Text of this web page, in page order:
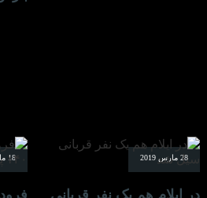
28 مارس 2019
در ایلام هم یک نفر قربانی
18 مارس 2019